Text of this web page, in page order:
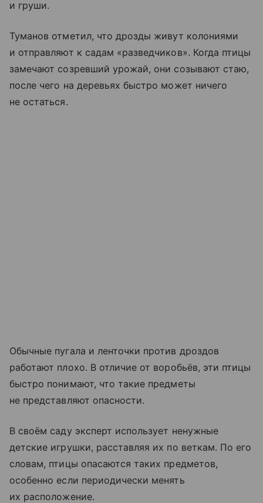
и груши.
Туманов отметил, что дрозды живут колониями
и отправляют к садам «разведчиков». Когда птицы
замечают созревший урожай, они созывают стаю,
после чего на деревьях быстро может ничего
не остаться.
Обычные пугала и ленточки против дроздов
работают плохо. В отличие от воробьёв, эти птицы
быстро понимают, что такие предметы
не представляют опасности.
В своём саду эксперт использует ненужные
детские игрушки, расставляя их по веткам. По его
словам, птицы опасаются таких предметов,
особенно если периодически менять
их расположение.